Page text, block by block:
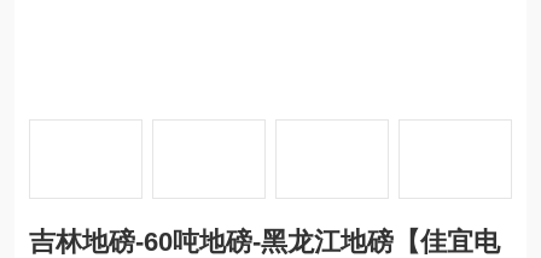
吉林地磅-60吨地磅-黑龙江地磅【佳宜电